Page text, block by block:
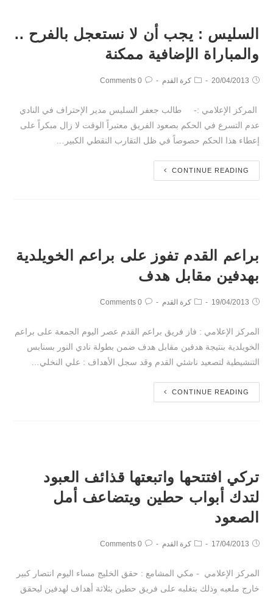
السليس : يجب أن لا نستعجل بالفرح ..
والمباراة الإضافية ممكنة
20/04/2013 كرة القدم 0 Comments
المركز الإعلامي :- طالب جعفر السليس مدير الإحتراف في النادي
عدم التسرع في الحكم بصعود الفريق معتبراً الوقت لا زال مبكراً على
إعطاء هذا الحكم حصوصاً في ظل التقارب النقطي الكبير…
CONTINUE READING
براعم القدم تفوز على براعم الخويلدية
بهدفين مقابل هدف
19/04/2013 كرة القدم 0 Comments
المركز الإعلامي : فاز فريق براعم القدم عصر اليوم الجمعة على براعم
الخويلدية بنتيجة هدفين مقابل هدف ضمن بطولة نادي النور بسنابس
التنشيطية لتصعيد ناشئي القدم وقد سجل الأهداف : علي النخلي…
CONTINUE READING
تركي افتتحها واتبعتها قذائف العبود
لتدك أبواب حطين ويتضاعف أمل
الصعود
17/04/2013 كرة القدم 0 Comments
المركز الإعلامي - مكي المشامع : حقق الخليج مساء اليوم انتصار كبير
خارج ملعبه وذلك بتغلبه على فريق حطين بثلاثة أهداف لهدفين ليحقق